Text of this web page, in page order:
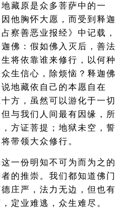
藏原是众多菩萨中的一
他胸怀大愿，而受到释迦
察善恶业报经》中记载，
佛：假如佛入灭后，善法
将依靠谁来修行，以何种
生信心，除烦恼？释迦佛
地藏依自己的本愿自在
方，虽然可以游化于一切
与我们人间最有因缘，所
方证菩提；地狱未空，誓
带领大众修行。
一份明知不可为而为之的
的推崇。我们都知道佛门
庄严，法力无边，但也有
定业难逃，众生难尽。